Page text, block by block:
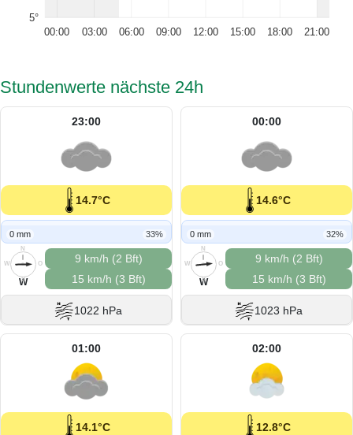
5°
00:00 03:00 06:00 09:00 12:00 15:00 18:00 21:00
Stundenwerte nächste 24h
23:00
14.7°C
0 mm 33%
N
O
S
W
W
9 km/h (2 Bft)
15 km/h (3 Bft)
1022 hPa
00:00
14.6°C
0 mm 32%
N
O
S
W
W
9 km/h (2 Bft)
15 km/h (3 Bft)
1023 hPa
01:00
14.1°C
02:00
12.8°C